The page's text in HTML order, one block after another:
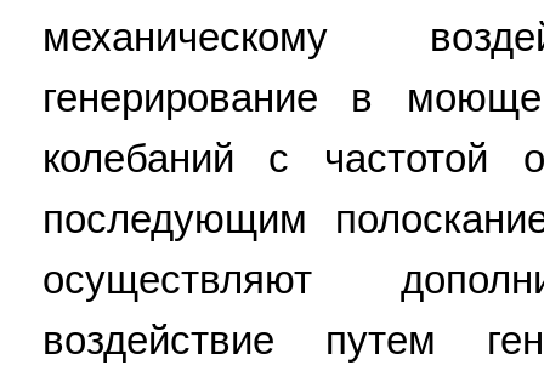
механическому
генерирование в
колебаний с
последующим
осуществляют
воздействие путем